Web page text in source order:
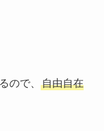
ので、 自由自在